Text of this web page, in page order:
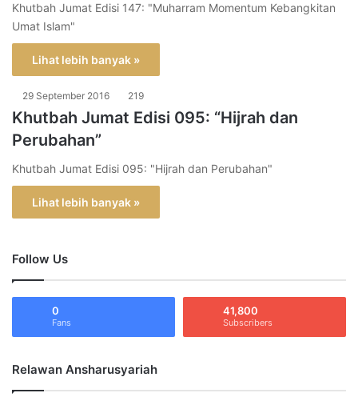
Khutbah Jumat Edisi 147: "Muharram Momentum Kebangkitan
Umat Islam"
Lihat lebih banyak »
29 September 2016 219
Khutbah Jumat Edisi 095: “Hijrah dan
Perubahan”
Khutbah Jumat Edisi 095: "Hijrah dan Perubahan"
Lihat lebih banyak »
Follow Us
0
Fans
41,800
Subscribers
Relawan Ansharusyariah